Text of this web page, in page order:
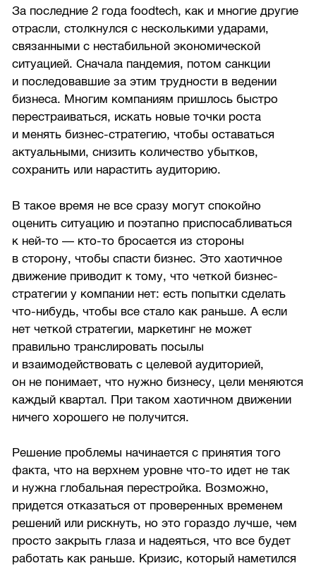
За последние 2 года foodtech, как и многие другие
отрасли, столкнулся с несколькими ударами,
связанными с нестабильной экономической
ситуацией. Сначала пандемия, потом санкции
и последовавшие за этим трудности в ведении
бизнеса. Многим компаниям пришлось быстро
перестраиваться, искать новые точки роста
и менять бизнес-стратегию, чтобы оставаться
актуальными, снизить количество убытков,
сохранить или нарастить аудиторию.
В такое время не все сразу могут спокойно
оценить ситуацию и поэтапно приспосабливаться
к ней-то — кто-то бросается из стороны
в сторону, чтобы спасти бизнес. Это хаотичное
движение приводит к тому, что четкой бизнес-
стратегии у компании нет: есть попытки сделать
что-нибудь, чтобы все стало как раньше. А если
нет четкой стратегии, маркетинг не может
правильно транслировать посылы
и взаимодействовать с целевой аудиторией,
он не понимает, что нужно бизнесу, цели меняются
каждый квартал. При таком хаотичном движении
ничего хорошего не получится.
Решение проблемы начинается с принятия того
факта, что на верхнем уровне что-то идет не так
и нужна глобальная перестройка. Возможно,
придется отказаться от проверенных временем
решений или рискнуть, но это гораздо лучше, чем
просто закрыть глаза и надеяться, что все будет
работать как раньше. Кризис, который наметился